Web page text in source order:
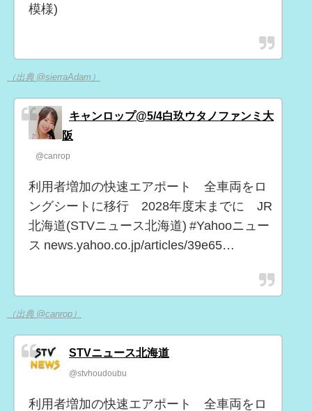
模様)
（出典 @sierraAdam）
キャンロップ@5/4白玖ウタノファンミ大
阪
@canrop
利用者増加の快速エアポート 全車両をロ
ングシートに移行 2028年度末までに JR
北海道(STVニュース北海道) #Yahooニュー
ス news.yahoo.co.jp/articles/39e65…
（出典 @canrop）
STVニュース北海道
@stvhoudoubu
利用者増加の快速エアポート 全車両をロ